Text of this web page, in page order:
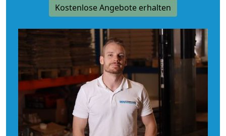
Kostenlose Angebote erhalten